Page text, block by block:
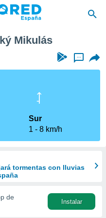
Mikulás
...
Sur
1
8 km/h
tormentas con lluvias
de
Instalar